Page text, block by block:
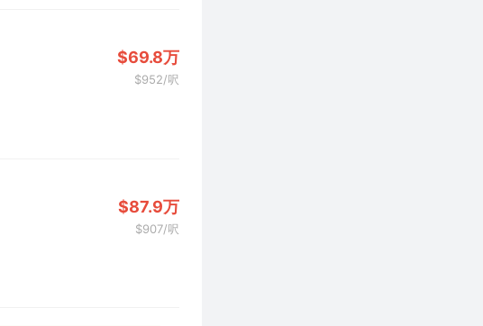
$69.8万
$952/呎
$87.9万
$907/呎